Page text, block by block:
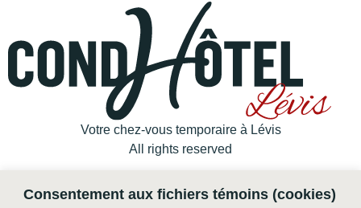
Consentement aux fichiers témoins (cookies)
Votre chez-vous temporaire à Lévis
All rights reserved